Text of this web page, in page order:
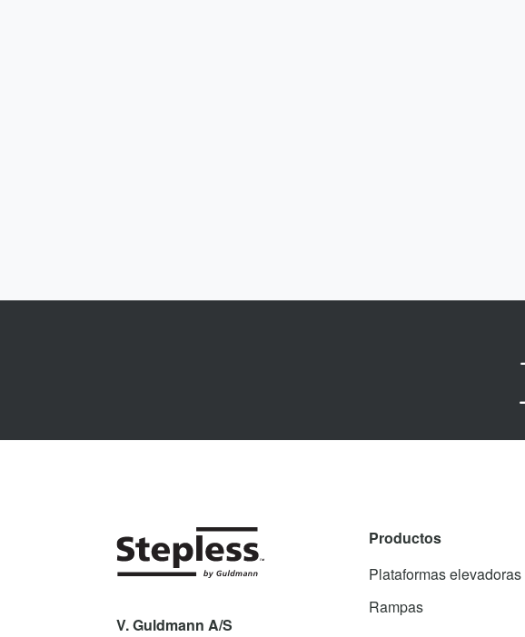
V. Guldmann A/S
Productos
Plataformas elevadoras
Rampas